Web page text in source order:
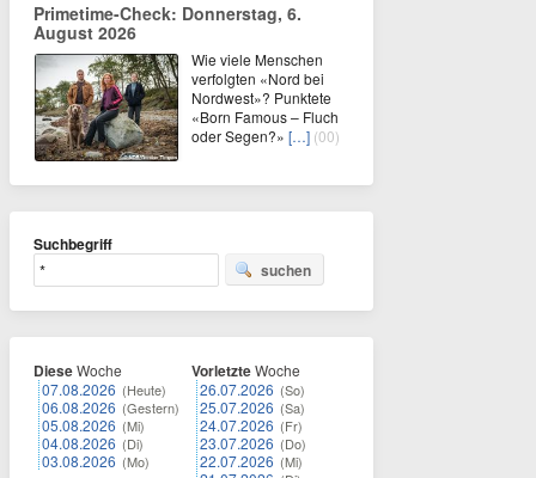
Primetime-Check: Donnerstag, 6.
August 2026
Wie viele Menschen
verfolgten «Nord bei
Nordwest»? Punktete
«Born Famous – Fluch
oder Segen?» […] (00)
Suchbegriff
suchen
DieseWoche
07.08.2026 (Heute)
06.08.2026 (Gestern)
05.08.2026 (Mi)
04.08.2026 (Di)
03.08.2026 (Mo)
VorletzteWoche
26.07.2026 (So)
25.07.2026 (Sa)
24.07.2026 (Fr)
23.07.2026 (Do)
22.07.2026 (Mi)